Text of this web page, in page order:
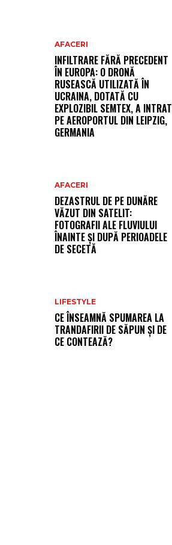
AFACERI
INFILTRARE FĂRĂ PRECEDENT
ÎN EUROPA: O DRONĂ
RUSEASCĂ UTILIZATĂ ÎN
UCRAINA, DOTATĂ CU
EXPLOZIBIL SEMTEX, A INTRAT
PE AEROPORTUL DIN LEIPZIG,
GERMANIA
AFACERI
DEZASTRUL DE PE DUNĂRE
VĂZUT DIN SATELIT:
FOTOGRAFII ALE FLUVIULUI
ÎNAINTE ȘI DUPĂ PERIOADELE
DE SECETĂ
LIFESTYLE
CE ÎNSEAMNĂ SPUMAREA LA
TRANDAFIRII DE SĂPUN ȘI DE
CE CONTEAZĂ?